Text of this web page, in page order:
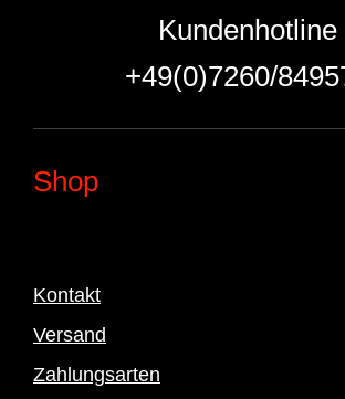
Kundenhotline
+49(0)7260/
Shop
Kontakt
Versand
Zahlungsarten